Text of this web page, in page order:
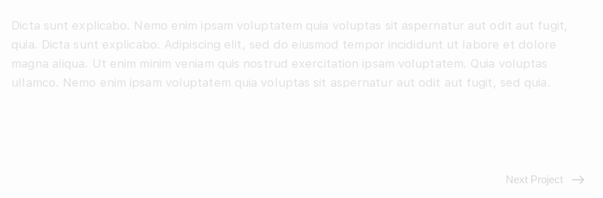
Dicta sunt explicabo. Nemo enim ipsam voluptatem quia voluptas sit aspernatur aut odit aut fugit,
quia. Dicta sunt explicabo. Adipiscing elit, sed do eiusmod tempor incididunt ut labore et dolore
magna aliqua. Ut enim minim veniam quis nostrud exercitation ipsam voluptatem. Quia voluptas
ullamco. Nemo enim ipsam voluptatem quia voluptas sit aspernatur aut odit aut fugit, sed quia.
Next Project